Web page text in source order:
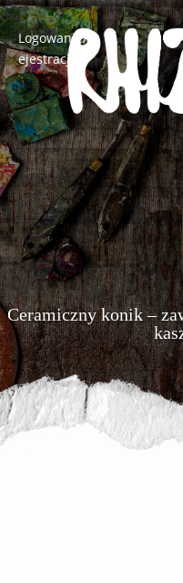
Logowanie/R
ejestracja
Ceramiczny konik –